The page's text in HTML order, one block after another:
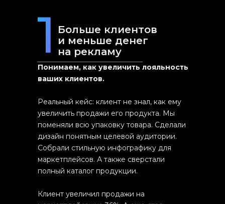
Понимаем, как увеличить лояльность
ваших клиентов.
Реальный кейс: клиент не знал, как ему
увеличить продажи его продукта. Мы
поменяли всю упаковку товара. Сделали
дизайн понятным целевой аудитории.
Собрали стильную инфографику для
маркетплейсов. А также сверстали
полный каталог продукции.
Клиент увеличил продажи на
1
Больше клиентов
и меньше денег
на рекламу